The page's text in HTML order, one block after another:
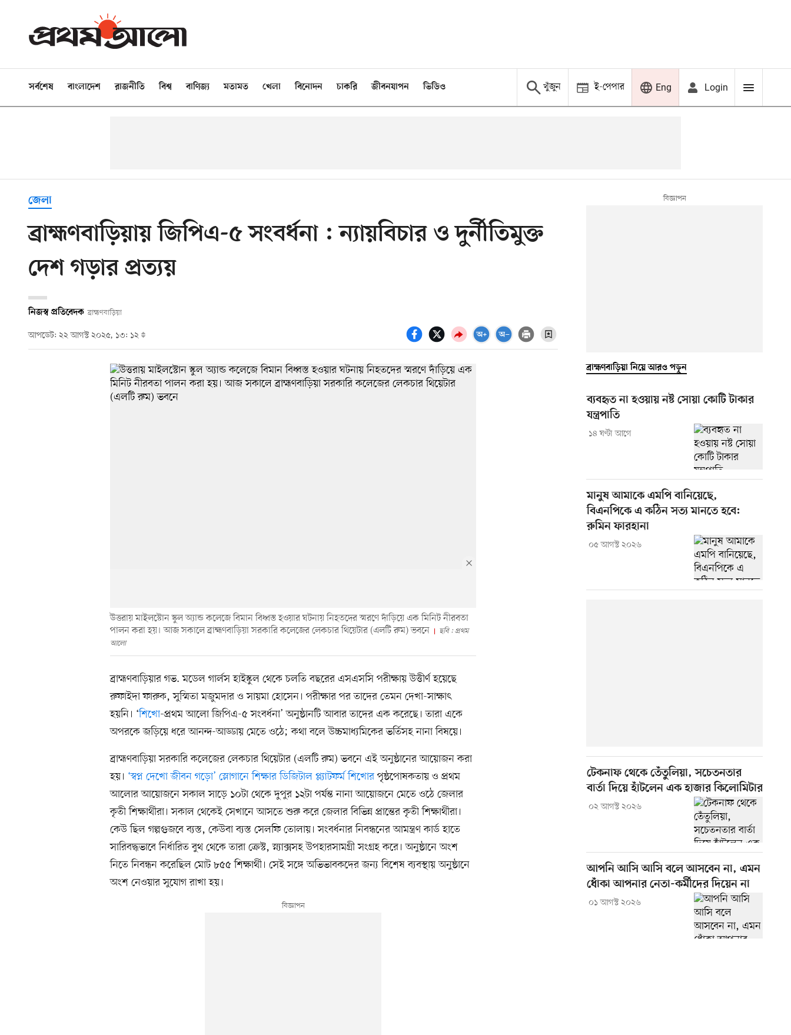
সর্বশেষ বাংলাদেশ রাজনীতি বিশ্ব বাণিজ্য মতামত খেলা বিনোদন চাকরি জীবনযাপন ভিডিও খুঁজুন ই-পেপার Eng Login
জেলা
ব্রাহ্মণবাড়িয়ায় জিপিএ-৫ সংবর্ধনা : ন্যায়বিচার ও দুর্নীতিমুক্ত
দেশ গড়ার প্রত্যয়
নিজস্ব প্রতিবেদক ব্রাহ্মণবাড়িয়া
আপডেট: ২২ আগস্ট ২০২৫, ১৩: ১২
উত্তরায় মাইলস্টোন স্কুল অ্যান্ড কলেজে বিমান বিধ্বস্ত হওয়ার ঘটনায় নিহতদের স্মরণে দাঁড়িয়ে এক মিনিট নীরবতা
পালন করা হয়। আজ সকালে ব্রাহ্মণবাড়িয়া সরকারি কলেজের লেকচার থিয়েটার (এলটি রুম) ভবনে
ছবি : প্রথম
আলো
ব্রাহ্মণবাড়িয়ার গভ. মডেল গার্লস হাইস্কুল থেকে চলতি বছরের এসএসসি পরীক্ষায় উত্তীর্ণ হয়েছে
রুফাইদা ফারুক, সুস্মিতা মজুমদার ও সায়মা হোসেন। পরীক্ষার পর তাদের তেমন দেখা-সাক্ষাৎ
হয়নি। ‘শিখো-প্রথম আলো জিপিএ-৫ সংবর্ধনা’ অনুষ্ঠানটি আবার তাদের এক করেছে। তারা একে
অপরকে জড়িয়ে ধরে আনন্দ-আড্ডায় মেতে ওঠে; কথা বলে উচ্চমাধ্যমিকের ভর্তিসহ নানা বিষয়ে।
ব্রাহ্মণবাড়িয়া সরকারি কলেজের লেকচার থিয়েটার (এলটি রুম) ভবনে এই অনুষ্ঠানের আয়োজন করা
হয়। ‘স্বপ্ন দেখো জীবন গড়ো’ স্লোগানে শিক্ষার ডিজিটাল প্ল্যাটফর্ম শিখোর পৃষ্ঠপোষকতায় ও প্রথম
আলোর আয়োজনে সকাল সাড়ে ১০টা থেকে দুপুর ১২টা পর্যন্ত নানা আয়োজনে মেতে ওঠে জেলার
কৃতী শিক্ষার্থীরা। সকাল থেকেই সেখানে আসতে শুরু করে জেলার বিভিন্ন প্রান্তের কৃতী শিক্ষার্থীরা।
কেউ ছিল গল্পগুজবে ব্যস্ত, কেউবা ব্যস্ত সেলফি তোলায়। সংবর্ধনার নিবন্ধনের আমন্ত্রণ কার্ড হাতে
সারিবদ্ধভাবে নির্ধারিত বুথ থেকে তারা ক্রেস্ট, স্ন্যাক্সসহ উপহারসামগ্রী সংগ্রহ করে। অনুষ্ঠানে অংশ
নিতে নিবন্ধন করেছিল মোট ৮৫৫ শিক্ষার্থী। সেই সঙ্গে অভিভাবকদের জন্য বিশেষ ব্যবস্থায় অনুষ্ঠানে
অংশ নেওয়ার সুযোগ রাখা হয়।
ব্রাহ্মণবাড়িয়া নিয়ে আরও পড়ুন
ব্যবহৃত না হওয়ায় নষ্ট সোয়া কোটি টাকার
যন্ত্রপাতি
১৪ ঘণ্টা আগে
মানুষ আমাকে এমপি বানিয়েছে,
বিএনপিকে এ কঠিন সত্য মানতে হবে:
রুমিন ফারহানা
০৫ আগস্ট ২০২৬
টেকনাফ থেকে তেঁতুলিয়া, সচেতনতার
বার্তা দিয়ে হাঁটলেন এক হাজার কিলোমিটার
০২ আগস্ট ২০২৬
আপনি আসি আসি বলে আসবেন না, এমন
ধোঁকা আপনার নেতা-কর্মীদের দিয়েন না
০১ আগস্ট ২০২৬